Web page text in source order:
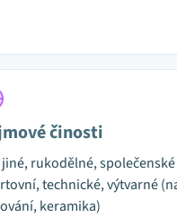
činosti
jiné, rukodělné,
technické, výtvarné
keramika)